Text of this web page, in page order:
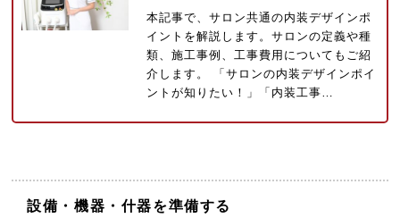
本記事で、サロン共通の内装デザインポ
イントを解説します。サロンの定義や種
類、施工事例、工事費用についてもご紹
介します。 「サロンの内装デザインポイ
ントが知りたい！」「内装工事…
設備・機器・什器を準備する